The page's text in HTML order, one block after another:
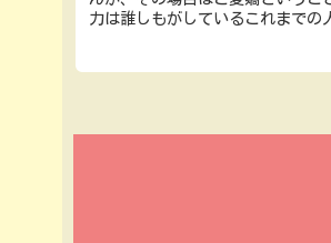
力は誰しもがしているこれまでの